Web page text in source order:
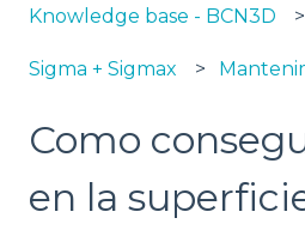
Knowledge base - BCN3D
Sigma + Sigmax
Como
en la